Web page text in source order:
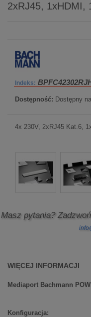
2xRJ45, 1xHDMI,
Indeks:
Dostępność: Dostępny
4x 230V, 2xRJ45 Kat.6,
Masz pytania? Zadzwoń
WIĘCEJ INFORMACJI
Mediaport Bachmann
Konfiguracja: